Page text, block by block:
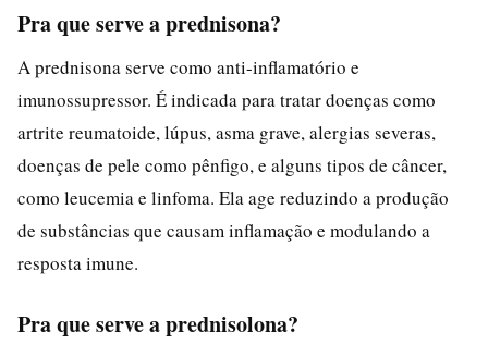
Pra que serve a prednisona?
A prednisona serve como anti-inflamatório e
imunossupressor. É indicada para tratar doenças como
artrite reumatoide, lúpus, asma grave, alergias severas,
doenças de pele como pênfigo, e alguns tipos de câncer,
como leucemia e linfoma. Ela age reduzindo a produção
de substâncias que causam inflamação e modulando a
resposta imune.
Pra que serve a prednisolona?